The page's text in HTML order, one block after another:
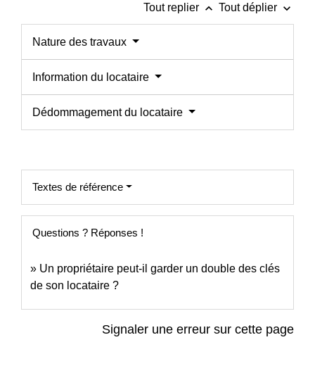
Tout replier keyboard_arrow_up Tout déplier keyboard_arrow_down
Nature des travaux
Information du locataire
Dédommagement du locataire
Textes de référence
Questions ? Réponses !
Un propriétaire peut-il garder un double des clés
de son locataire ?
Signaler une erreur sur cette page